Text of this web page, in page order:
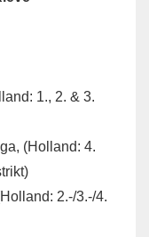
1., 2. & 3.
(Holland: 4.
2.-/3.-/4.